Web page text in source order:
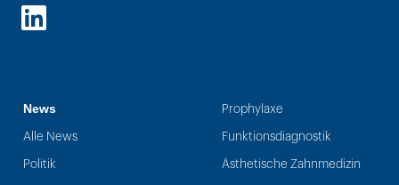
LinkedIn
News
Alle News
Politik
Prophylaxe
Funktionsdiagnostik
Ästhetische Zahnmedizin